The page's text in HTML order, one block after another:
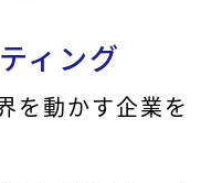
ィング
を動かす企業を